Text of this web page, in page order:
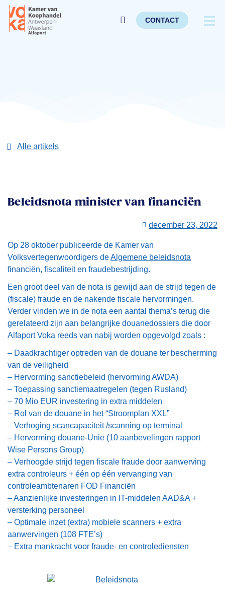
CONTACT
Alle artikels
Beleidsnota minister van financiën
december 23, 2022
Op 28 oktober publiceerde de Kamer van
Volksvertegenwoordigers deAlgemene beleidsnota
financiën, fiscaliteit en fraudebestrijding.
Een groot deel van de nota is gewijd aan de strijd tegen de
(fiscale) fraude en de nakende fiscale hervormingen.
Verder vinden we in de nota een aantal thema’s terug die
gerelateerd zijn aan belangrijke douanedossiers die door
Alfaport Voka reeds van nabij worden opgevolgd zoals :
– Daadkrachtiger optreden van de douane ter bescherming
van de veiligheid
– Hervorming sanctiebeleid (hervorming AWDA)
– Toepassing sanctiemaatregelen (tegen Rusland)
– 70 Mio EUR investering in extra middelen
– Rol van de douane in het “Stroomplan XXL”
– Verhoging scancapaciteit /scanning op terminal
– Hervorming douane-Unie (10 aanbevelingen rapport
Wise Persons Group)
– Verhoogde strijd tegen fiscale fraude door aanwerving
extra controleurs + één op één vervanging van
controleambtenaren FOD Financiën
– Aanzienlijke investeringen in IT-middelen AAD&A +
versterking personeel
– Optimale inzet (extra) mobiele scanners + extra
aanwervingen (108 FTE’s)
– Extra mankracht voor fraude- en controlediensten